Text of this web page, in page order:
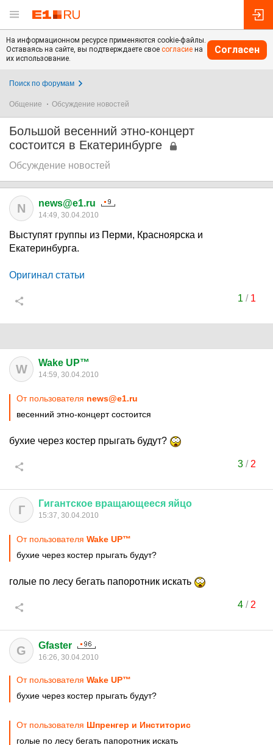
На информационном ресурсе применяются cookie-файлы.
Оставаясь на сайте, вы подтверждаете свое согласие на
их использование.
Согласен
Поиск по форумам
Общение Обсуждение новостей
Большой весенний этно-концерт
состоится в Екатеринбурге
Обсуждение новостей
N news@e1.ru
14:49, 30.04.2010
Выступят группы из Перми, Красноярска и
Екатеринбурга.
Оригинал статьи
1 / 1
W Wake UP™
14:59, 30.04.2010
От пользователя news@e1.ru
весенний этно-концерт состоится
бухие через костер прыгать будут?
3/ 2
Г Гигантское вращающееся яйцо
15:37, 30.04.2010
От пользователя Wake UP™
бухие через костер прыгать будут?
голые по лесу бегать папоротник искать
4/ 2
G Gfaster
16:26, 30.04.2010
От пользователя Wake UP™
бухие через костер прыгать будут?
От пользователя Шпренгер и Инститорис
голые по лесу бегать папоротник искать